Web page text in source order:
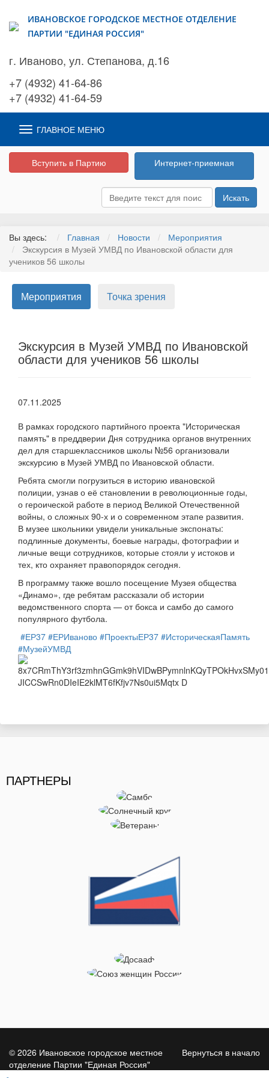
ИВАНОВСКОЕ ГОРОДСКОЕ МЕСТНОЕ ОТДЕЛЕНИЕ
ПАРТИИ "ЕДИНАЯ РОССИЯ"
г. Иваново, ул. Степанова, д.16
+7 (4932) 41-64-86
+7 (4932) 41-64-59
ГЛАВНОЕ МЕНЮ
Вступить в Партию Интернет-приемная
Искать
Вы здесь: Главная Новости
Мероприятия
Экскурсия в Музей УМВД по Ивановской области для
учеников 56 школы
Мероприятия Точка зрения
Экскурсия в Музей УМВД по Ивановской
области для учеников 56 школы
07.11.2025
В рамках городского партийного проекта "Историческая
память" в преддверии Дня сотрудника органов внутренних
дел для старшеклассников школы №56 организовали
экскурсию в Музей УМВД по Ивановской области.
Ребята смогли погрузиться в историю ивановской
полиции, узнав о её становлении в революционные годы,
о героической работе в период Великой Отечественной
войны, о сложных 90-х и о современном этапе развития.
В музее школьники увидели уникальные экспонаты:
подлинные документы, боевые награды, фотографии и
личные вещи сотрудников, которые стояли у истоков и
тех, кто охраняет правопорядок сегодня.
В программу также вошло посещение Музея общества
«Динамо», где ребятам рассказали об истории
ведомственного спорта — от бокса и самбо до самого
популярного футбола.
#ЕР37 #ЕРИваново #ПроектыЕР37 #ИсторическаяПамять
#МузейУМВД
ПАРТНЕРЫ
Вернуться в начало
© 2026 Ивановское городское местное
отделение Партии "Единая Россия"